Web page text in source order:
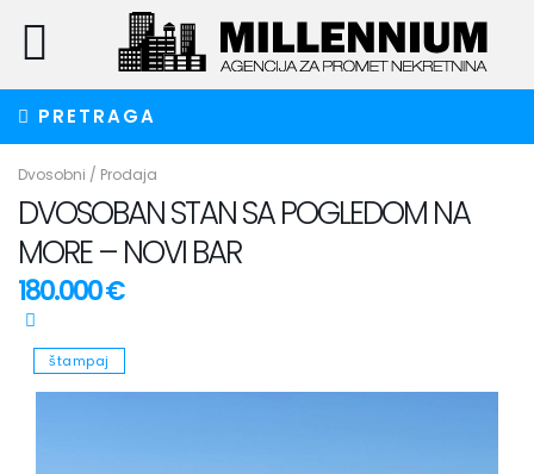
PRETRAGA
Dvosobni / Prodaja
DVOSOBAN STAN SA POGLEDOM NA
MORE – NOVI BAR
180.000 €
štampaj